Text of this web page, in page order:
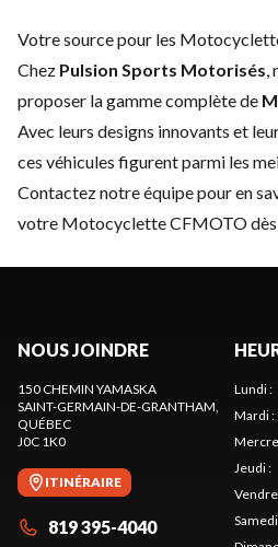
Votre source pour les
Chez Pulsion Sports Motorisés,
proposer la gamme complète de
Avec leurs designs innovants et
ces véhicules figurent parmi les
Contactez notre équipepour en
votre Motocyclette CFMOTO dès
NOUS JOINDRE
150 CHEMIN YAMASKA
SAINT-GERMAIN-DE-GRANTHAM,
QUÉBEC
J0C 1K0
ITINÉRAIRE
819 395-4040
Lundi:
Mardi:
Jeudi:
Samedi